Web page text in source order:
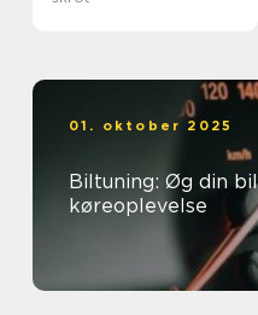
01. oktober 2025
Biltuning: Øg din
køreoplevelse